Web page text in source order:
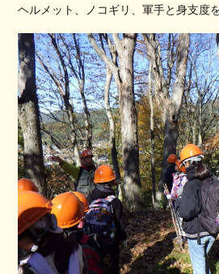
ヘルメット、ノコギリ、軍手と身支度